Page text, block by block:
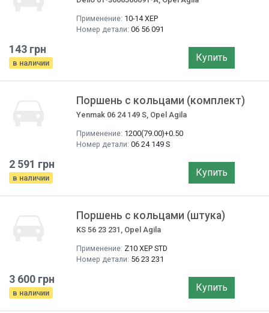
Применение: 10-14 ХЕР
Номер детали: 06 56 091
143 грн
в наличии Купить
Поршень с кольцами (комплект)
Yenmak 06 24 149 S, Opel Agila
Применение: 1200(79.00)+0.50
Номер детали: 06 24 149 S
2 591 грн
в наличии Купить
Поршень с кольцами (штука)
KS 56 23 231, Opel Agila
Применение: Z10 XEP STD
Номер детали: 56 23 231
3 600 грн
в наличии Купить